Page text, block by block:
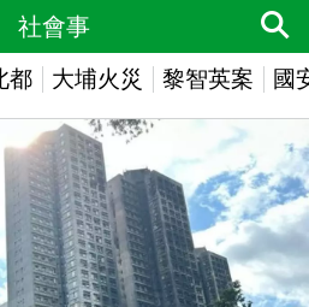
都 大埔火災 黎智英案 國
社會事